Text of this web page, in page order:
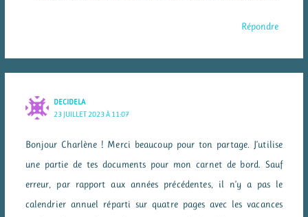
Répondre
DECIDELA
23 JUILLET 2023 À 11:07
Bonjour Charlène ! Merci beaucoup pour ton partage. J’utilise
une partie de tes documents pour mon carnet de bord. Sauf
erreur, par rapport aux années précédentes, il n’y a pas le
calendrier annuel réparti sur quatre pages avec les vacances